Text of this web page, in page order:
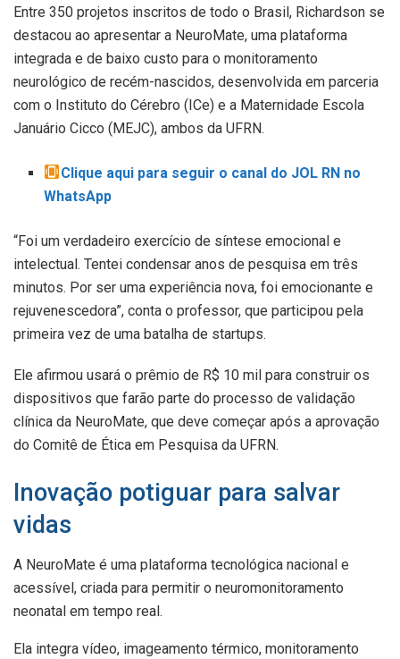
Entre 350 projetos inscritos de todo o Brasil, Richardson se
destacou ao apresentar a NeuroMate, uma plataforma
integrada e de baixo custo para o monitoramento
neurológico de recém-nascidos, desenvolvida em parceria
com o Instituto do Cérebro (ICe) e a Maternidade Escola
Januário Cicco (MEJC), ambos da UFRN.
Clique aqui para seguir o canal do JOL RN no
WhatsApp
“Foi um verdadeiro exercício de síntese emocional e
intelectual. Tentei condensar anos de pesquisa em três
minutos. Por ser uma experiência nova, foi emocionante e
rejuvenescedora”, conta o professor, que participou pela
primeira vez de uma batalha de startups.
Ele afirmou usará o prêmio de R$ 10 mil para construir os
dispositivos que farão parte do processo de validação
clínica da NeuroMate, que deve começar após a aprovação
do Comitê de Ética em Pesquisa da UFRN.
Inovação potiguar para salvar
vidas
A NeuroMate é uma plataforma tecnológica nacional e
acessível, criada para permitir o neuromonitoramento
neonatal em tempo real.
Ela integra vídeo, imageamento térmico, monitoramento